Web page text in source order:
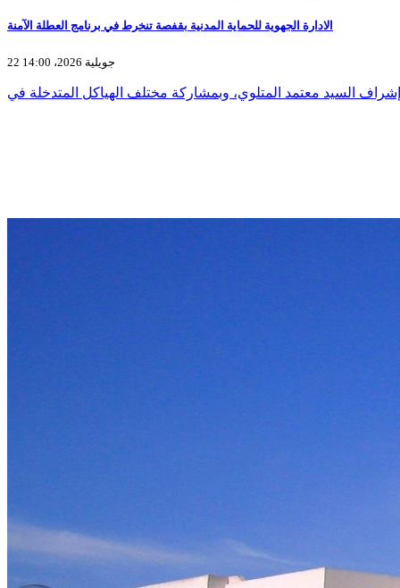
الادارة الجهوية للحماية المدنية بقفصة تنخرط في برنامج العطلة الآمنة
22 جويلية 2026، 14:00